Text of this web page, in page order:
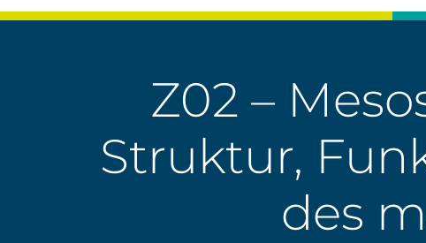
Z02 –
Struktur,
des